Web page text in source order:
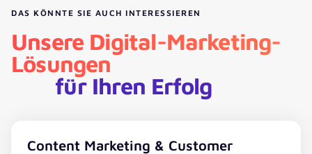
DAS KÖNNTE SIE AUCH INTERESSIEREN
Unsere Digital-Marketing-
Lösungen
für Ihren Erfolg
Content Marketing & Customer
Mehr lesen